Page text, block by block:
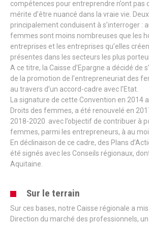
compétences pour entreprendre n’ont pas
mérite d’être nuancé dans la vraie vie.
principalement conduisent à s’interroger :
femmes sont moins nombreuses que les
entreprises et les entreprises qu’elles
présentes dans les secteurs les plus
A ce titre, la Caisse d’Epargne a décidé de
de la promotion de l’entrepreneuriat des
au travers d’un accord-cadre avec l’Etat.
La signature de cette Convention en 2014
Droits des femmes, a été renouvelé en
2018-2020 avec l’objectif de contribuer à
femmes, parmi les entrepreneurs, à au
En déclinaison de ce cadre, des Plans
été signés avec les Conseils régionaux,
Aquitaine.
Sur le terrain
Sur ces bases, notre Caisse régionale a
Direction du marché des professionnels, un